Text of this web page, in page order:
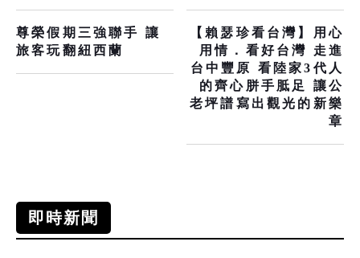
尊榮假期三強聯手 讓
旅客玩翻紐西蘭
【賴瑟珍看台灣】用心
用情．看好台灣 走進
台中豐原 看陸家3代人
的齊心胼手胝足 讓公
老坪譜寫出觀光的新樂
章
即時新聞